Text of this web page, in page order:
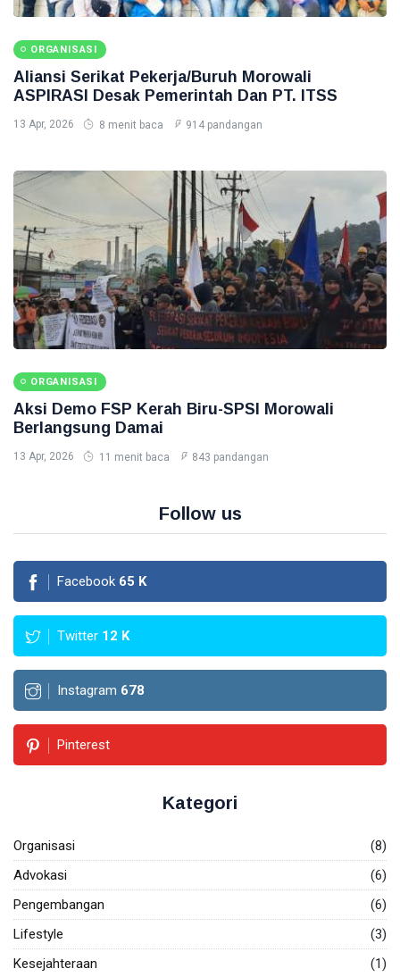
ORGANISASI
Aliansi Serikat Pekerja/Buruh Morowali
ASPIRASI Desak Pemerintah Dan PT. ITSS
13 Apr, 2026 8 menit baca 914 pandangan
ORGANISASI
Aksi Demo FSP Kerah Biru-SPSI Morowali
Berlangsung Damai
13 Apr, 2026 11 menit baca 843 pandangan
Follow us
Facebook 65 K
Twitter 12 K
Instagram 678
Pinterest
Kategori
Organisasi
(8)
Advokasi
(6)
Pengembangan
(6)
Lifestyle
(3)
Kesejahteraan
(1)